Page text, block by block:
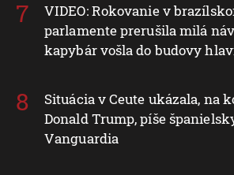
VIDEO: Rokovanie v
parlamente prerušila milá
kapybár vošla do budovy
Situácia v Ceute ukázala, na
Donald Trump, píše
Vanguardia